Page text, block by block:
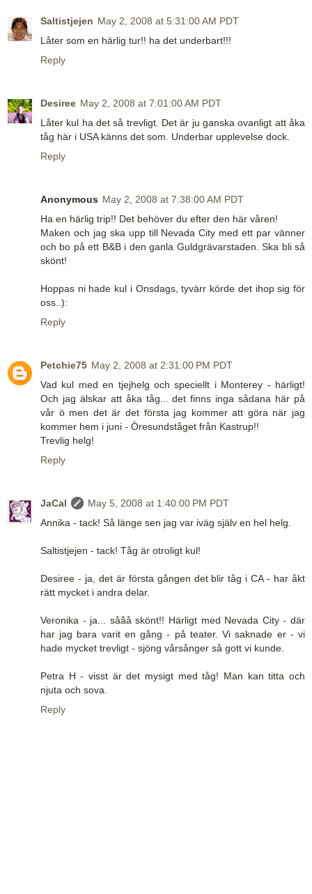
Saltistjejen May 2, 2008 at 5:31:00 AM PDT
Låter som en härlig tur!! ha det underbart!!!
Reply
Desiree May 2, 2008 at 7:01:00 AM PDT
Låter kul ha det så trevligt. Det är ju ganska ovanligt att åka
tåg här i USA känns det som. Underbar upplevelse dock.
Reply
Anonymous May 2, 2008 at 7:38:00 AM PDT
Ha en härlig trip!! Det behöver du efter den här våren!
Maken och jag ska upp till Nevada City med ett par vänner
och bo på ett B&B i den ganla Guldgrävarstaden. Ska bli så
skönt!
Hoppas ni hade kul i Onsdags, tyvärr körde det ihop sig för
oss..):
Reply
Petchie75 May 2, 2008 at 2:31:00 PM PDT
Vad kul med en tjejhelg och speciellt i Monterey - härligt!
Och jag älskar att åka tåg... det finns inga sådana här på
vår ö men det är det första jag kommer att göra när jag
kommer hem i juni - Öresundståget från Kastrup!!
Trevlig helg!
Reply
JaCal
May 5, 2008 at 1:40:00 PM PDT
Annika - tack! Så länge sen jag var iväg själv en hel helg.
Saltistjejen - tack! Tåg är otroligt kul!
Desiree - ja, det är första gången det blir tåg i CA - har åkt
rätt mycket i andra delar.
Veronika - ja... sååå skönt!! Härligt med Nevada City - där
har jag bara varit en gång - på teater. Vi saknade er - vi
hade mycket trevligt - sjöng vårsånger så gott vi kunde.
Petra H - visst är det mysigt med tåg! Man kan titta och
njuta och sova.
Reply